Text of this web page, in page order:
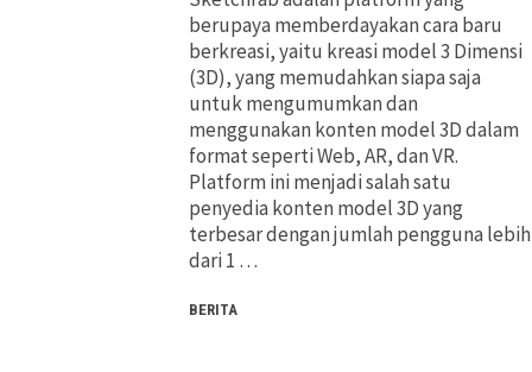
berupaya memberdayakan cara baru
berkreasi, yaitu kreasi model 3 Dimensi
(3D), yang memudahkan siapa saja
untuk mengumumkan dan
menggunakan konten model 3D dalam
format seperti Web, AR, dan VR.
Platform ini menjadi salah satu
penyedia konten model 3D yang
terbesar dengan jumlah pengguna lebih
dari 1 …
BERITA